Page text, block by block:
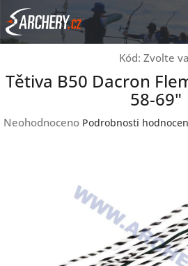
Přejít
na
obsah
Kód: Zvolte
Tětiva B50 Dacron
58-69"
Průměrné
Neohodnoceno Podrobnosti